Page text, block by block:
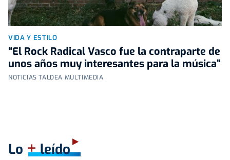
VIDA Y ESTILO
“El Rock Radical Vasco fue la contraparte de
unos años muy interesantes para la música”
NOTICIAS TALDEA MULTIMEDIA
Lo +leído